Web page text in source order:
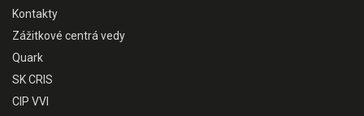
Kontakty
Zážitkové centrá vedy
Quark
SK CRIS
CIP VVI